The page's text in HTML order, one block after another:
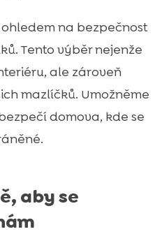
na bezpečnost
Tento výběr nejenže
ale zároveň
mazlíčků. Umožněme
domova, kde se
aby se